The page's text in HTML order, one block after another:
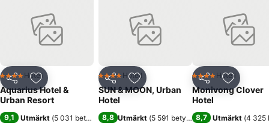
Dela Lägg till i Mina Favoriter
4 StjärnorHotell
Aquarius Hotel &
Urban Resort
9,1 Utmärkt (5 031 betyg
Dela Lägg till i Mina Favoriter
4 StjärnorHotell
SUN & MOON, Urban
Hotel
8,8 Utmärkt (5 591 betyg)
Dela Lägg till
4 StjärnorHotell
Monivong Clover
Hotel
8,7 Utmärkt (4 325